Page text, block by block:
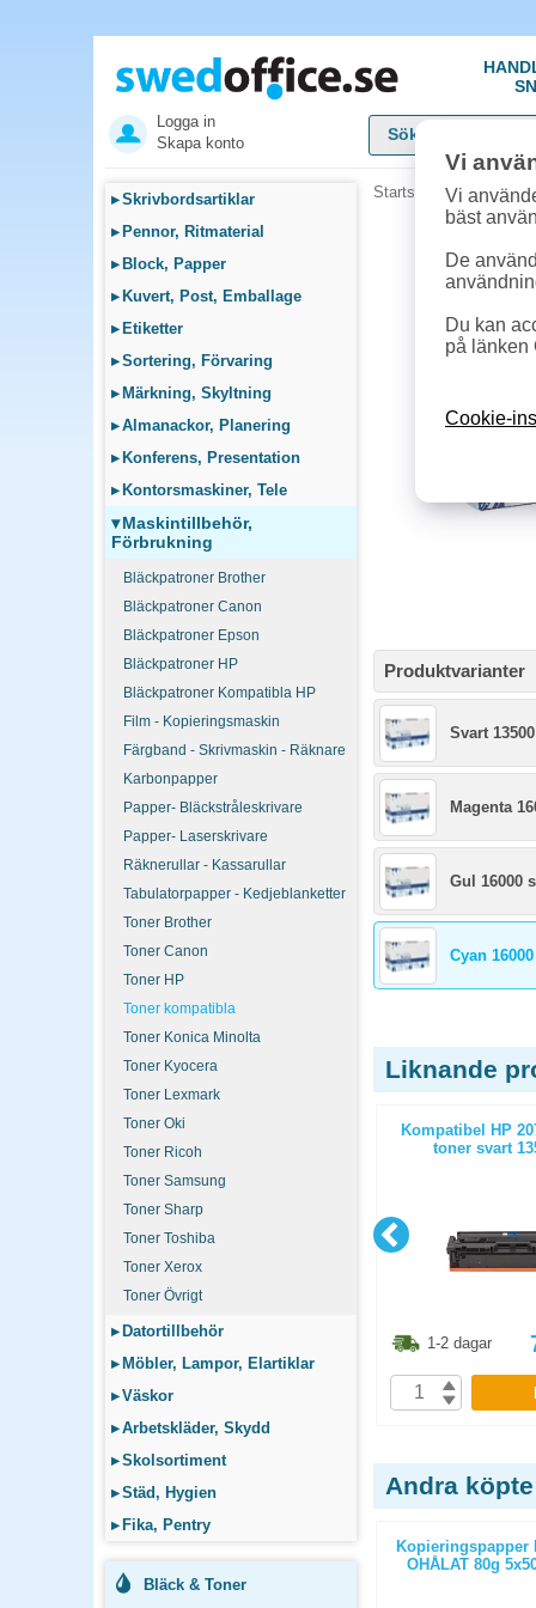
Logga in
Skapa konto
▸Skrivbordsartiklar
▸ Pennor, Ritmaterial
▸ Block, Papper
▸ Kuvert, Post, Emballage
▸ Etiketter
▸Sortering, Förvaring
▸ Märkning, Skyltning
▸Almanackor, Planering
▸ Konferens, Presentation
▸ Kontorsmaskiner, Tele
▾Maskintillbehör,
Förbrukning
Bläckpatroner Brother
Bläckpatroner Canon
Bläckpatroner Epson
Bläckpatroner HP
Bläckpatroner Kompatibla HP
Film - Kopieringsmaskin
Färgband - Skrivmaskin - Räknare
Karbonpapper
Papper- Bläckstråleskrivare
Papper- Laserskrivare
Räknerullar - Kassarullar
Tabulatorpapper - Kedjeblanketter
Toner Brother
Toner Canon
Toner HP
Toner kompatibla
Toner Konica Minolta
Toner Kyocera
Toner Lexmark
Toner Oki
Toner Ricoh
Toner Samsung
Toner Sharp
Toner Toshiba
Toner Xerox
Toner Övrigt
▸ Datortillbehör
▸ Möbler, Lampor, Elartiklar
▸Väskor
▸Arbetskläder, Skydd
▸Skolsortiment
▸Städ, Hygien
▸ Fika, Pentry
Bläck & Toner
Startsida »
Produktvarianter
Svart
Magenta
Gul 16000
Cyan
Liknande
Toner NO HP C7115A 2,5k svart
Kompatibel HP
toner svart
1-2 dagar
Andra
2500st/kartong
Kopieringspapper
OHÅLAT 80g
Vi
Vi
bäst
De
Du kan
på länken
Cookie-